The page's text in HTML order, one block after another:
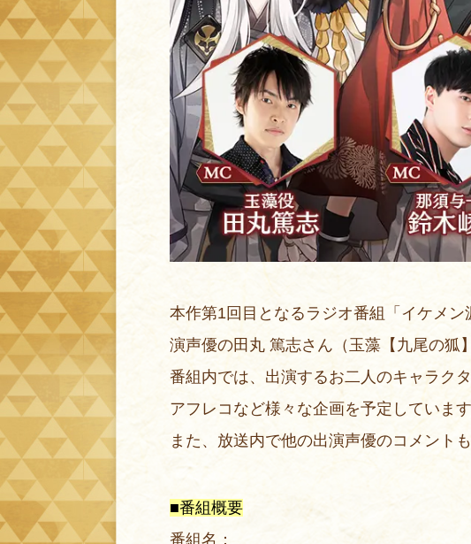
本作第1回目となるラジオ番組「イケメ
演声優の田丸 篤志さん（玉藻【九尾の狐
番組内では、出演するお二人のキャラク
アフレコなど様々な企画を予定しています
また、放送内で他の出演声優のコメント
■番組概要
番組名：